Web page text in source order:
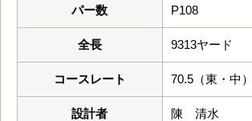
パー数 P108
全長 9313ヤード
コースレート 70.5（東・中）
設計者 陳 清水